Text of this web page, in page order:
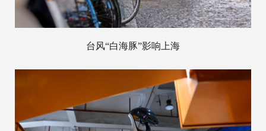
台风“白海豚”影响上海